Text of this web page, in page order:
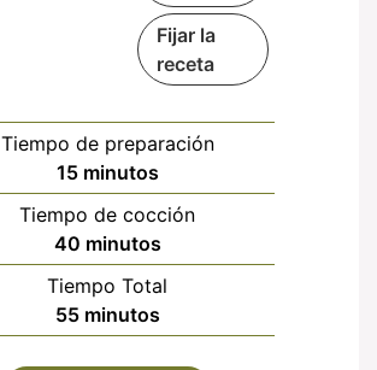
Fijar la
receta
Tiempo de preparación
15minutos
minutos
Tiempo de cocción
40minutos
minutos
Tiempo Total
55minutos
minutos